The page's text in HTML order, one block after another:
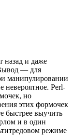
назад и даже
— для
манипулировании
невероятное. Perl-
но
этих формочек
быстрее выучить
и в один
режиме